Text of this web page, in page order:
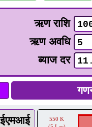
ऋण राशि
ऋण अवधि
ब्याज दर
ईएमआई
550 K